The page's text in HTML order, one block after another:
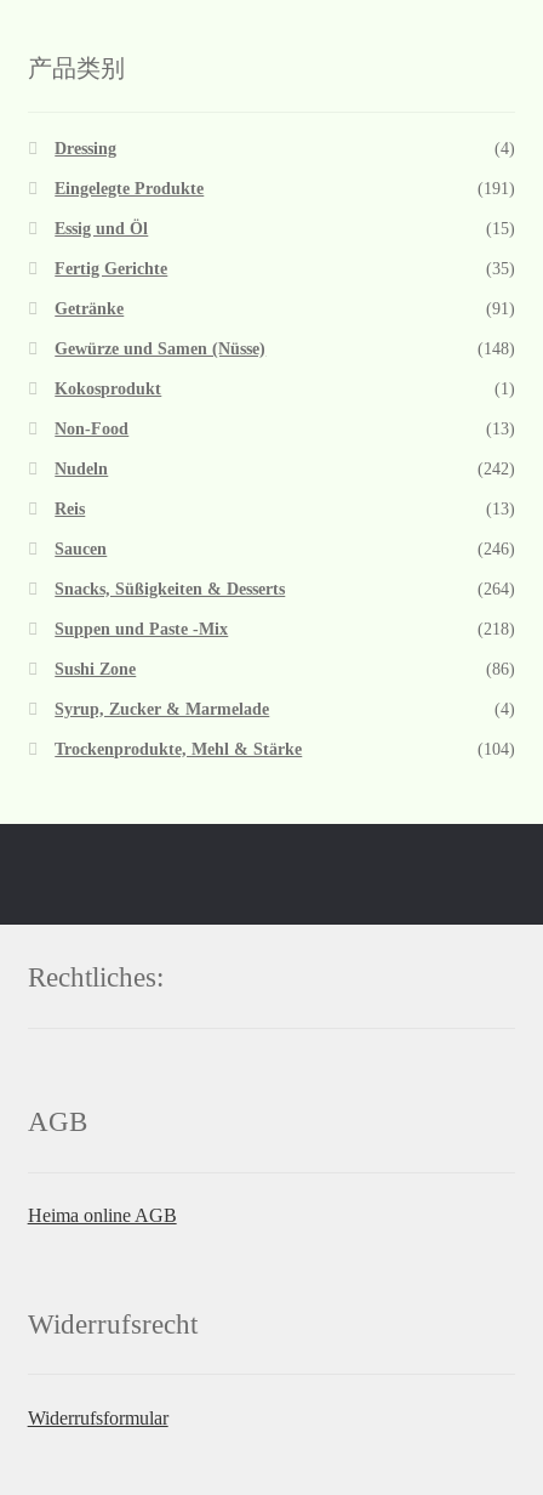
产品类别
Dressing (4)
Eingelegte Produkte (191)
Essig und Öl (15)
Fertig Gerichte (35)
Getränke (91)
Gewürze und Samen (Nüsse) (148)
Kokosprodukt (1)
Non-Food (13)
Nudeln (242)
Reis (13)
Saucen (246)
Snacks, Süßigkeiten & Desserts (264)
Suppen und Paste -Mix (218)
Sushi Zone (86)
Syrup, Zucker & Marmelade (4)
Trockenprodukte, Mehl & Stärke (104)
Rechtliches:
AGB
Heima online AGB
Widerrufsrecht
Widerrufsformular